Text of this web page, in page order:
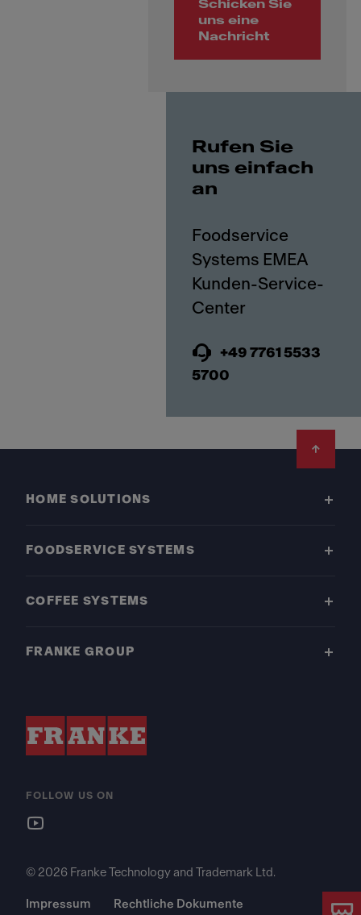
Schicken Sie
uns eine
Nachricht
Rufen Sie
uns einfach
an
Foodservice
Systems EMEA
Kunden-Service-
+49 7761 5533
5700
HOME SOLUTIONS
FOODSERVICE SYSTEMS
COFFEE SYSTEMS
FRANKE GROUP
FOLLOW US ON
© 2026 Franke Technology and Trademark Ltd.
Impressum Rechtliche Dokumente